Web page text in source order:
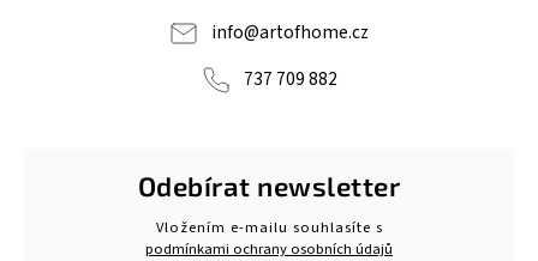
info@artofhome.cz
737 709 882
Odebírat newsletter
Vložením e-mailu souhlasíte s
podmínkami ochrany osobních údajů